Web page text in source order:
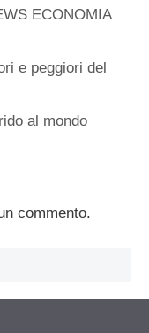
ECONOMIA
e peggiori del
al mondo
commento.